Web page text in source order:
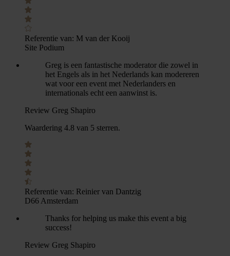
Referentie van: M van der Kooij
Site Podium
Greg is een fantastische moderator die zowel in
het Engels als in het Nederlands kan modereren
wat voor een event met Nederlanders en
internationals echt een aanwinst is.
Review Greg Shapiro
Waardering 4.8 van 5 sterren.
Referentie van: Reinier van Dantzig
D66 Amsterdam
Thanks for helping us make this event a big
success!
Review Greg Shapiro